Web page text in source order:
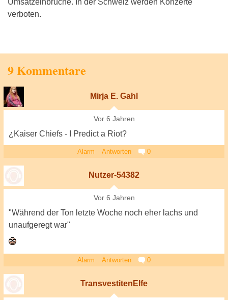
Umsatzeinbrüche. In der Schweiz werden Konzerte
verboten.
9 Kommentare
Mirja E. Gahl
Vor 6 Jahren
¿Kaiser Chiefs - I Predict a Riot?
Alarm Antworten 0
Nutzer-54382
Vor 6 Jahren
"Während der Ton letzte Woche noch eher lachs und
unaufgeregt war"
Alarm Antworten 0
TransvestitenElfe